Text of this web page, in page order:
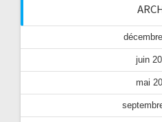
juin
mai